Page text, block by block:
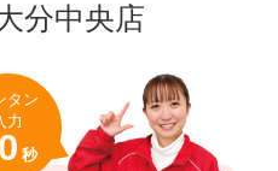
分中央店
タン
力
秒